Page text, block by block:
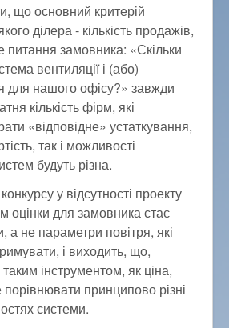
що основний критерій
ділера - кількість продажів,
питання замовника: «Скільки
вентиляції і (або)
для нашого офісу?» завжди
кількість фірм, які
«відповідне» устаткування,
так і можливості
будуть різна.
у відсутності проекту
оцінки для замовника стає
а не параметри повітря, які
і виходить, що,
інструментом, як ціна,
принципово різні
системи.